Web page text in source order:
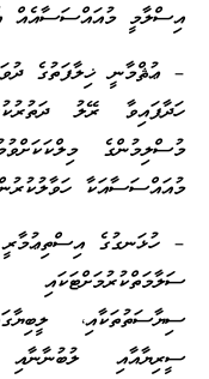
އިސްލާމީ މުއައްސަސާއެއް
– ޢުޘްމާނީ ޚިލާފަތުގެ
މުސްލިމުންގެ
މުއައްސަސާއަކާ
– ހުޅަނގުގެ
ސިޔާސަތުތަކާއި،
ސީރިޔާއާއި